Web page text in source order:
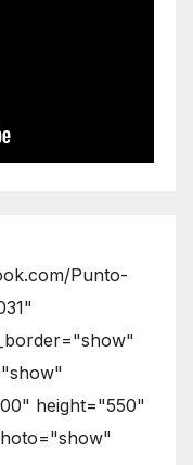
Punto-
height="550"